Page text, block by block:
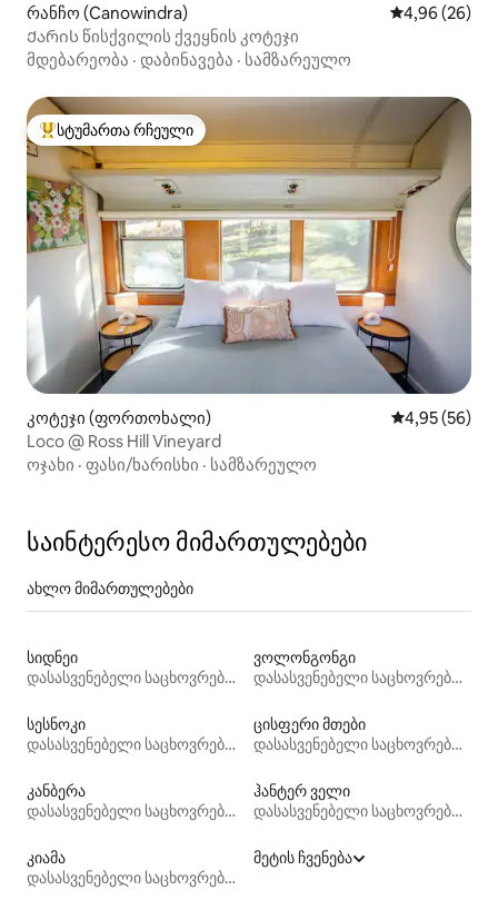
რანჩო (Canowindra) საშუალო
4,96 (26)
Ქარის წისქვილის ქვეყნის კოტეჯი
მდებარეობა · დაბინავება · სამზარეულო
სტუმართა რჩეული მოწინავე ვარიანტი
სტუმართა რჩეული
კოტეჯი (ფორთოხალი) საშუალო
4,95 (56)
Loco @ Ross Hill Vineyard
ოჯახი · ფასი/ხარისხი · სამზარეულო
საინტერესო მიმართულებები
ახლო მიმართულებები
სიდნეი
დასასვენებელი საცხოვრებლები
ვოლონგონგი
დასასვენებელი საცხოვრებლები
სესნოკი
დასასვენებელი საცხოვრებლები
ცისფერი მთები
დასასვენებელი საცხოვრებლები
კანბერა
დასასვენებელი საცხოვრებლები
ჰანტერ ველი
დასასვენებელი საცხოვრებლები
კიამა
დასასვენებელი საცხოვრებლები
მეტის ჩვენება